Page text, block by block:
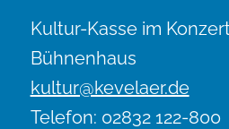
Kultur-Kasse im
Bühnenhaus
kultur@kevelaer.de
Telefon: 02832 122-800